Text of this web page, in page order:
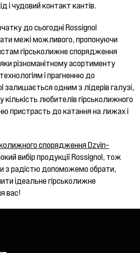
і чудовий контакт кантів.
до сьогодні Rossignol
межі можливого, пропонуючи
гірськолижне спорядження
різноманітному асортименту
і прагненню до
залишається одним з лідерів галузі,
любителів гірськолижного
пристрасть до катання на лижах і
спорядження Dzvin-
вибір продукції Rossignol, тож
з радістю допоможемо обрати,
ідеальне гірськолижне
вас!